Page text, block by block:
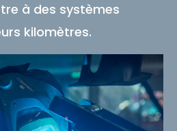
à des systèmes
kilomètres.